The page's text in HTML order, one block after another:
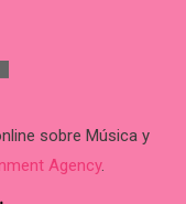
sobre Música y
Agency.